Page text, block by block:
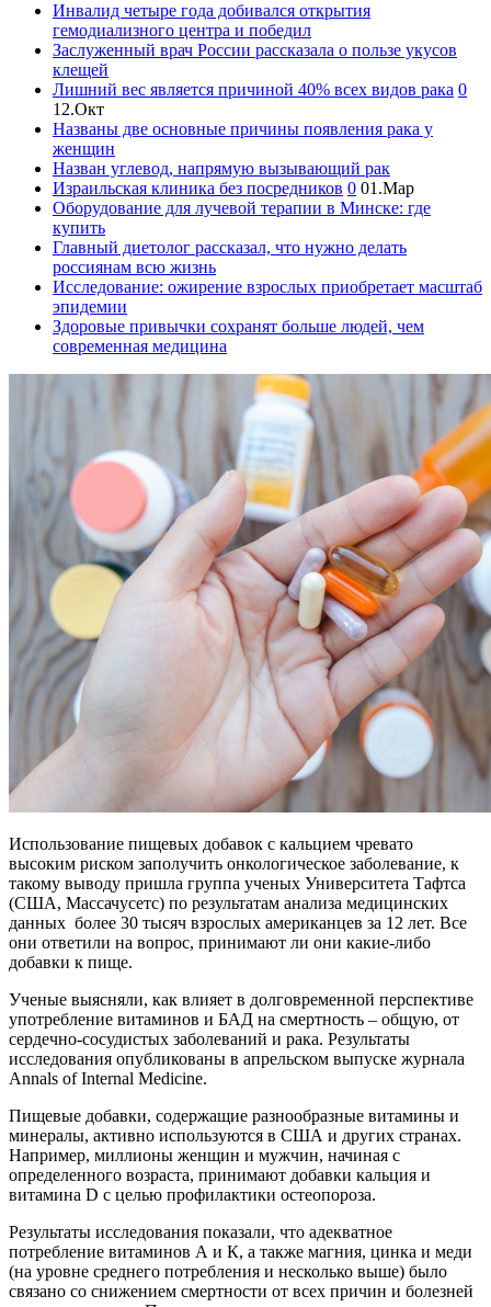
Инвалид четыре года добивался открытия
гемодиализного центра и победил
Заслуженный врач России рассказала о пользе укусов
клещей
Лишний вес является причиной 40% всех видов рака 0
12.Окт
Названы две основные причины появления рака у
женщин
Назван углевод, напрямую вызывающий рак
Израильская клиника без посредников 0 01.Мар
Оборудование для лучевой терапии в Минске: где
купить
Главный диетолог рассказал, что нужно делать
россиянам всю жизнь
Исследование: ожирение взрослых приобретает масштаб
эпидемии
Здоровые привычки сохранят больше людей, чем
современная медицина
Использование пищевых добавок с кальцием чревато
высоким риском заполучить онкологическое заболевание, к
такому выводу пришла группа ученых Университета Тафтса
(США, Массачусетс) по результатам анализа медицинских
данных более 30 тысяч взрослых американцев за 12 лет. Все
они ответили на вопрос, принимают ли они какие-либо
добавки к пище.
Ученые выясняли, как влияет в долговременной перспективе
употребление витаминов и БАД на смертность – общую, от
сердечно-сосудистых заболеваний и рака. Результаты
исследования опубликованы в апрельском выпуске журнала
Annals of Internal Medicine.
Пищевые добавки, содержащие разнообразные витамины и
минералы, активно используются в США и других странах.
Например, миллионы женщин и мужчин, начиная с
определенного возраста, принимают добавки кальция и
витамина D с целью профилактики остеопороза.
Результаты исследования показали, что адекватное
потребление витаминов А и К, а также магния, цинка и меди
(на уровне среднего потребления и несколько выше) было
связано со снижением смертности от всех причин и болезней